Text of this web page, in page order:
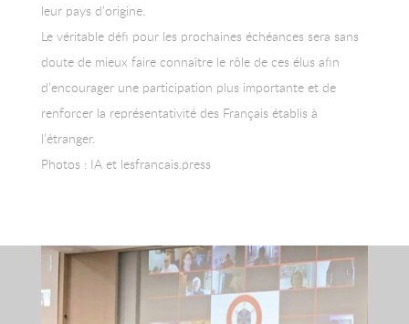
leur pays d’origine.
Le véritable défi pour les prochaines échéances sera sans
doute de mieux faire connaître le rôle de ces élus afin
d’encourager une participation plus importante et de
renforcer la représentativité des Français établis à
l’étranger.
Photos : IA et lesfrancais.press